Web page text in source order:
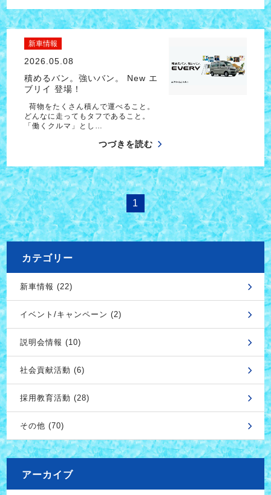
新車情報
2026.05.08
積めるバン。強いバン。 New エ
ブリイ 登場！
荷物をたくさん積んで運べること。
どんなに走ってもタフであること。
「働くクルマ」とし…
つづきを読む
1
カテゴリー
新車情報 (22)
イベント/キャンペーン (2)
説明会情報 (10)
社会貢献活動 (6)
採用教育活動 (28)
その他 (70)
アーカイブ